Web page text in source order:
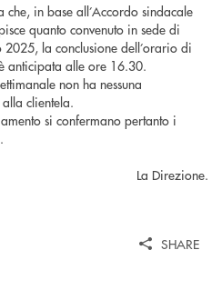
in base all’Accordo sindacale
quanto convenuto in sede di
la conclusione dell’orario di
anticipata alle ore 16.30.
non ha nessuna
clientela.
si confermano pertanto i
La Direzione.
SHARE